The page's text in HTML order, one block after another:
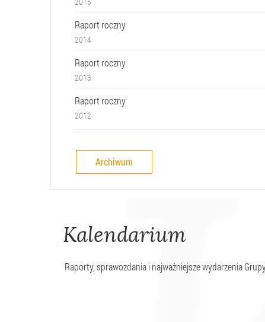
Raport roczny
2014
Raport roczny
2013
Raport roczny
2012
Archiwum
Kalendarium
Raporty, sprawozdania i najważniejsze wydarzenia